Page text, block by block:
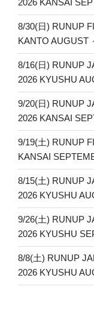
2026 KANSAI
8/30(日) RUNUP
KANTO AUGUST
8/16(日) RUNUP
2026 KYUSHU
9/20(日) RUNUP
2026 KANSAI
9/19(土) RUNUP
KANSAI
8/15(土) RUNUP
2026 KYUSHU
9/26(土) RUNUP
2026 KYUSHU
8/8(土) RUNUP
2026 KYUSHU